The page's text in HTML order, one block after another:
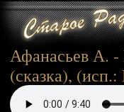
Афанасьев А. -
(сказка),